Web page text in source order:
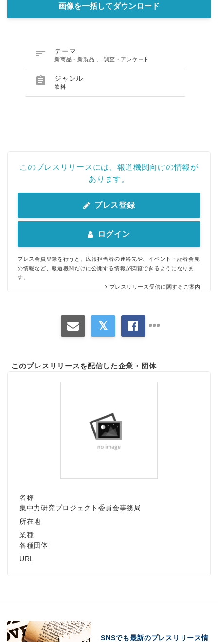
画像を一括してダウンロード
 テーマ
新商品・新製品 、調査・アンケート
 ジャンル
飲料
このプレスリリースには、報道機関向けの情報が
あります。
プレス登録
ログイン
プレス会員登録を行うと、広報担当者の連絡先や、イベント・記者会見
の情報など、報道機関だけに公開する情報が閲覧できるようになりま
す。
プレスリリース受信に関するご案内
このプレスリリースを配信した企業・団体
名称
集中力研究プロジェクト委員会事務局
所在地
業種
各種団体
URL
SNSでも最新のプレスリリース情
English